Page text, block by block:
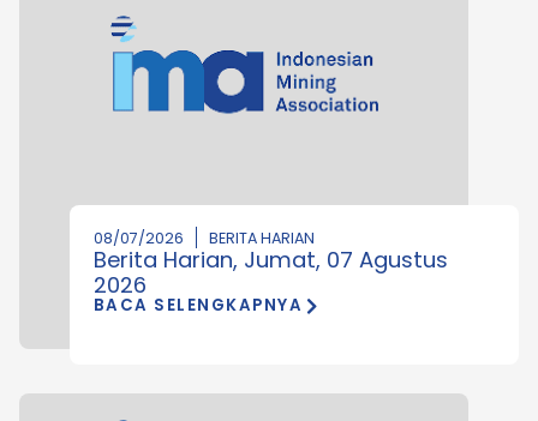
08/07/2026 BERITA HARIAN
Berita Harian, Jumat, 07 Agustus
2026
BACA SELENGKAPNYA